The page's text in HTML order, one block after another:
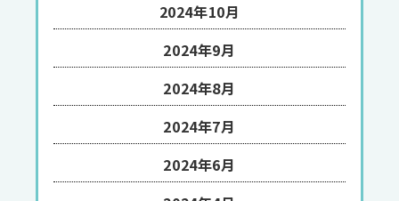
2024年10月
2024年9月
2024年8月
2024年7月
2024年6月